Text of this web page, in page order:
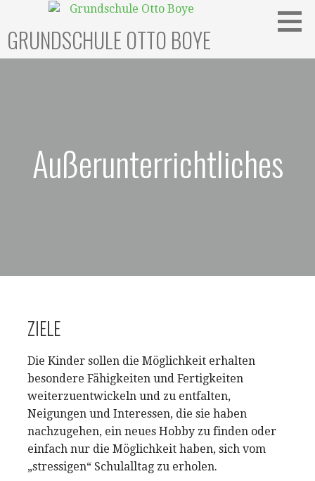
springen
GRUNDSCHULE OTTO BOYE
Außerunterrichtliches
ZIELE
Die Kinder sollen die Möglichkeit erhalten
besondere Fähigkeiten und Fertigkeiten
weiterzuentwickeln und zu entfalten,
Neigungen und Interessen, die sie haben
nachzugehen, ein neues Hobby zu finden oder
einfach nur die Möglichkeit haben, sich vom
„stressigen“ Schulalltag zu erholen.